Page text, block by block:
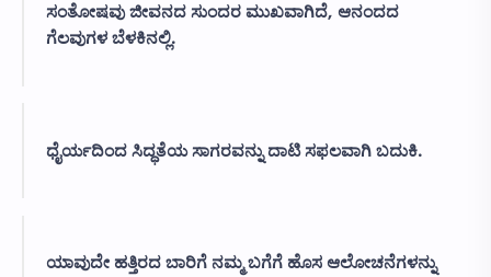
ಸಂತೋಷವು ಜೀವನದ ಸುಂದರ ಮುಖವಾಗಿದೆ, ಆನಂದದ
ಗೆಲವುಗಳ ಬೆಳಕಿನಲ್ಲಿ.
ಧೈರ್ಯದಿಂದ ಸಿದ್ಧತೆಯ ಸಾಗರವನ್ನು ದಾಟಿ ಸಫಲವಾಗಿ ಬದುಕಿ.
ಯಾವುದೇ ಹತ್ತಿರದ ಬಾರಿಗೆ ನಮ್ಮ ಬಗೆಗೆ ಹೊಸ ಆಲೋಚನೆಗಳನ್ನು